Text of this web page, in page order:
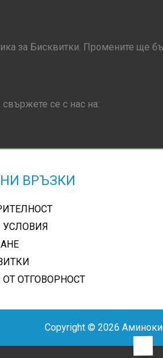
за Бисквитки. Промените ще
се с нас на:
ВРЪЗКИ
ОТ ОТГОВОРНОСТ
Copyright © 2026